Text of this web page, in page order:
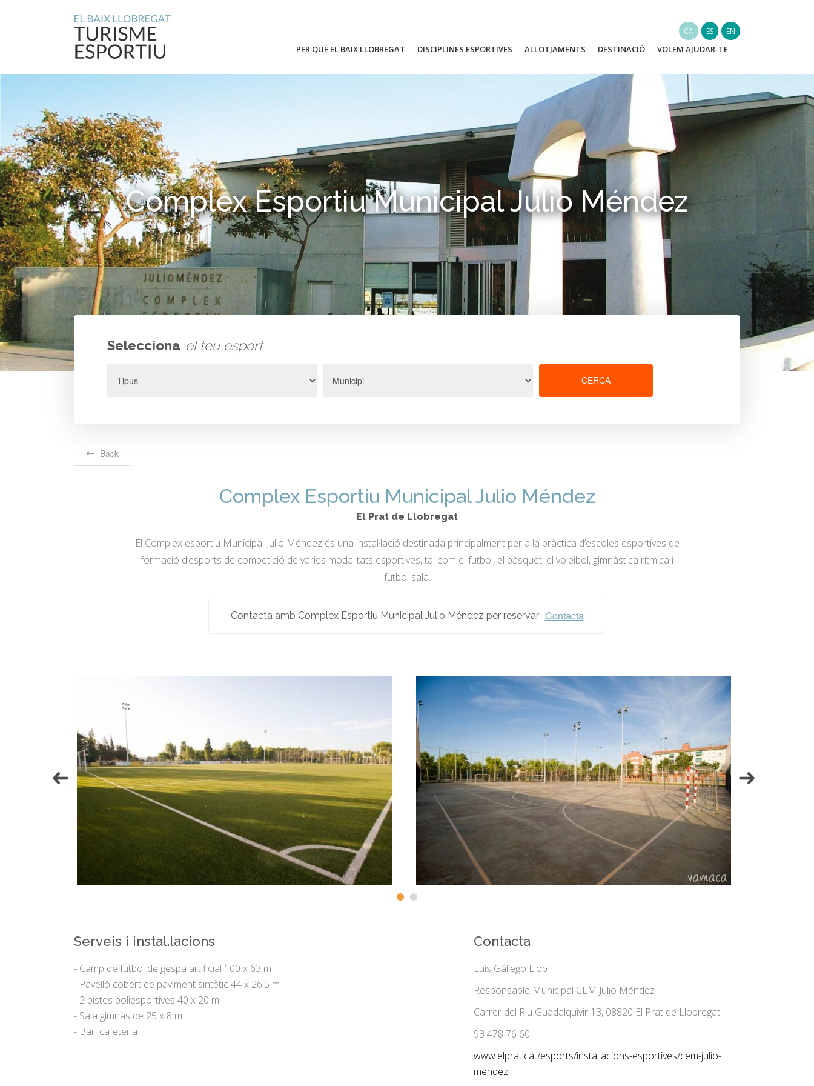
CA ES EN
PER QUÈ EL BAIX LLOBREGAT DISCIPLINES ESPORTIVES ALLOTJAMENTS DESTINACIÓ VOLEM AJUDAR-TE
Complex Esportiu Municipal Julio Méndez
Selecciona el teu esport
CERCA
Back
Complex Esportiu Municipal Julio Méndez
El Prat de Llobregat
El Complex esportiu Municipal Julio Méndez és una instal·lació destinada principalment per a la pràctica d’escoles esportives de
formació d’esports de competició de varies modalitats esportives, tal com el futbol, el bàsquet, el voleibol, gimnàstica rítmica i
futbol sala.
Contacta amb Complex Esportiu Municipal Julio Méndez per reservar Contacta
Serveis i instal.lacions
- Camp de futbol de gespa artificial 100 x 63 m
- Pavelló cobert de paviment sintètic 44 x 26,5 m
- 2 pistes poliesportives 40 x 20 m
- Sala gimnàs de 25 x 8 m
- Bar, cafeteria
Contacta
Luís Gállego Llop
Responsable Municipal CEM Julio Méndez
Carrer del Riu Guadalquivir 13, 08820 El Prat de Llobregat
93 478 76 60
www.elprat.cat/esports/installacions-esportives/cem-julio-
mendez